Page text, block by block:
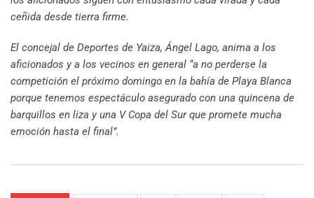
ceñida desde tierra firme.
El concejal de Deportes de Yaiza, Ángel Lago, anima a los
aficionados y a los vecinos en general “a no perderse la
competición el próximo domingo en la bahía de Playa Blanca
porque tenemos espectáculo asegurado con una quincena de
barquillos en liza y una V Copa del Sur que promete mucha
emoción hasta el final”.